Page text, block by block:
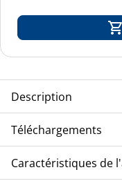
Description
plat, modèle VRV-
Téléchargements
FXDA-
FXDA-10A2VEB_list
Caractéristiques de